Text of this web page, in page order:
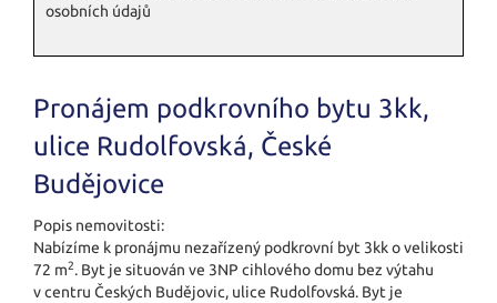
osobních údajů
Pronájem podkrovního bytu 3kk,
ulice Rudolfovská, České
Budějovice
Popis nemovitosti:
Nabízíme k pronájmu nezařízený podkrovní byt 3kk o velikosti
72 m2. Byt je situován ve 3NP cihlového domu bez výtahu
v centru Českých Budějovic, ulice Rudolfovská. Byt je